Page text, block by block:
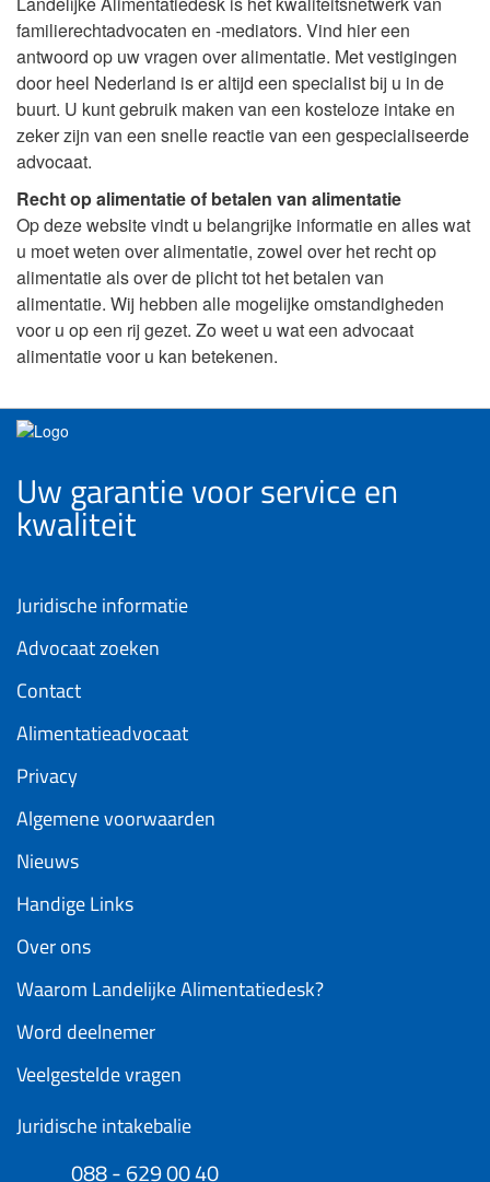
familierechtadvocaten en -mediators. Vind hier een
antwoord op uw vragen over alimentatie. Met vestigingen
door heel Nederland is er altijd een specialist bij u in de
buurt. U kunt gebruik maken van een kosteloze intake en
zeker zijn van een snelle reactie van een gespecialiseerde
advocaat.
Recht op alimentatie of betalen van alimentatie
Op deze website vindt u belangrijke informatie en alles wat
u moet weten over alimentatie, zowel over het recht op
alimentatie als over de plicht tot het betalen van
alimentatie. Wij hebben alle mogelijke omstandigheden
voor u op een rij gezet. Zo weet u wat een advocaat
alimentatie voor u kan betekenen.
Uw garantie voor service en
kwaliteit
Juridische informatie
Advocaat zoeken
Contact
Alimentatieadvocaat
Privacy
Algemene voorwaarden
Nieuws
Handige Links
Over ons
Waarom Landelijke Alimentatiedesk?
Word deelnemer
Veelgestelde vragen
Juridische intakebalie
088 - 629 00 40